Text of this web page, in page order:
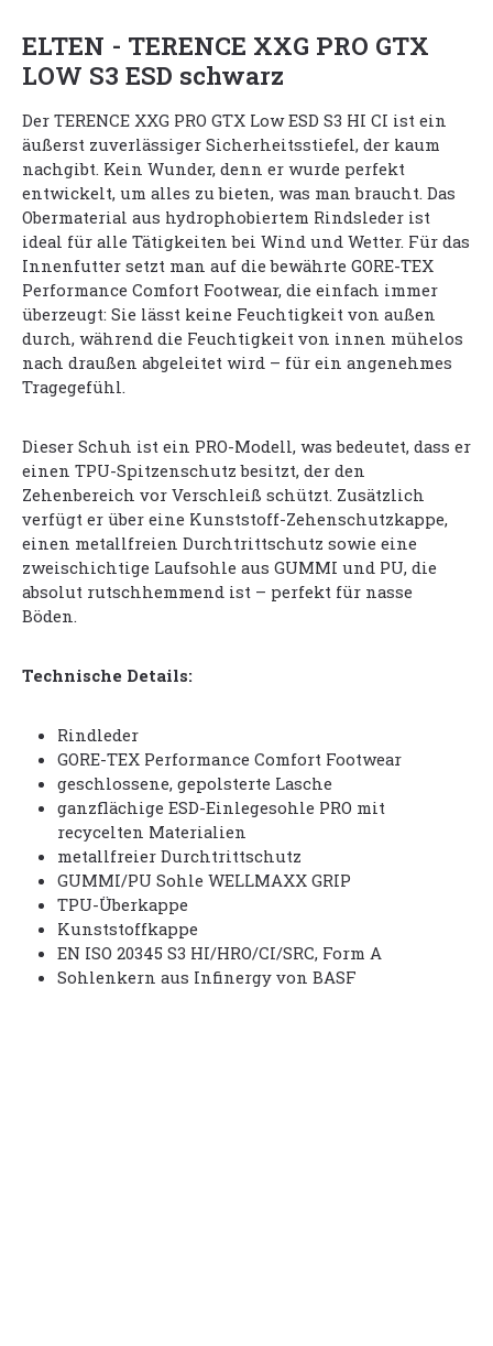
ELTEN - TERENCE XXG PRO GTX
LOW S3 ESD schwarz
Der TERENCE XXG PRO GTX Low ESD S3 HI CI ist ein
äußerst zuverlässiger Sicherheitsstiefel, der kaum
nachgibt. Kein Wunder, denn er wurde perfekt
entwickelt, um alles zu bieten, was man braucht. Das
Obermaterial aus hydrophobiertem Rindsleder ist
ideal für alle Tätigkeiten bei Wind und Wetter. Für das
Innenfutter setzt man auf die bewährte GORE-TEX
Performance Comfort Footwear, die einfach immer
überzeugt: Sie lässt keine Feuchtigkeit von außen
durch, während die Feuchtigkeit von innen mühelos
nach draußen abgeleitet wird – für ein angenehmes
Tragegefühl.
Dieser Schuh ist ein PRO-Modell, was bedeutet, dass er
einen TPU-Spitzenschutz besitzt, der den
Zehenbereich vor Verschleiß schützt. Zusätzlich
verfügt er über eine Kunststoff-Zehenschutzkappe,
einen metallfreien Durchtrittschutz sowie eine
zweischichtige Laufsohle aus GUMMI und PU, die
absolut rutschhemmend ist – perfekt für nasse
Böden.
Technische Details:
Rindleder
GORE-TEX Performance Comfort Footwear
geschlossene, gepolsterte Lasche
ganzflächige ESD-Einlegesohle PRO mit
recycelten Materialien
metallfreier Durchtrittschutz
GUMMI/PU Sohle WELLMAXX GRIP
TPU-Überkappe
Kunststoffkappe
EN ISO 20345 S3 HI/HRO/CI/SRC, Form A
Sohlenkern aus Infinergy von BASF